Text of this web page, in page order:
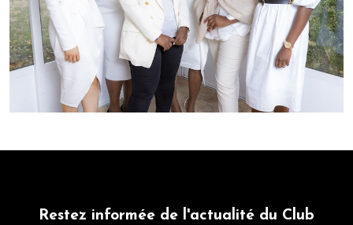
Restez informée de l'actualité du Club